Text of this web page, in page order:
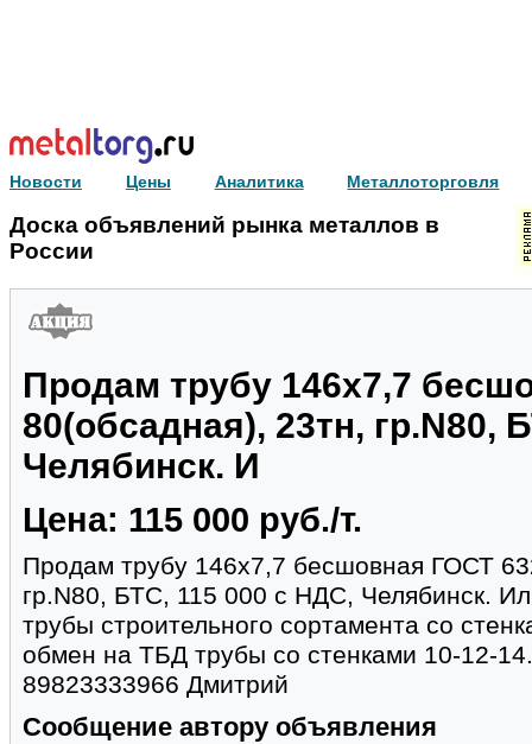
Новости Цены Аналитика Металлоторговля
Доска объявлений рынка металлов в
России
Продам трубу 146х7,7
80(обсадная), 23тн, гр.N80,
Челябинск. И
Цена: 115 000 руб./т.
Продам трубу 146х7,7 бесшовная ГОСТ
гр.N80, БТС, 115 000 с НДС, Челябинск.
трубы строительного сортамента со
обмен на ТБД трубы со стенками 10-12-14.
89823333966 Дмитрий
Сообщение автору объявления